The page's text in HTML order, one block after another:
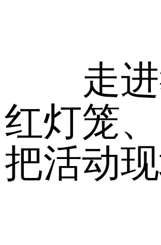
走进教
红灯笼
把活动